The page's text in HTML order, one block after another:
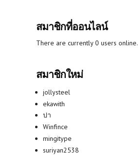
สมาชิกที่ออนไลน์
There are currently 0 users online.
สมาชิกใหม่
jollysteel
ekawith
ปา
Winfince
mingitype
suriyan2538